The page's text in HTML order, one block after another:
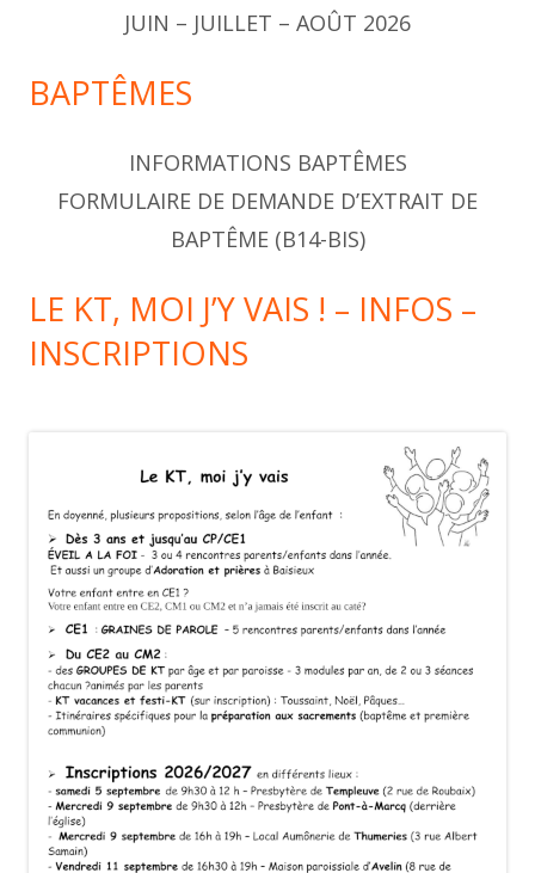
JUIN – JUILLET – AOÛT 2026
BAPTÊMES
INFORMATIONS BAPTÊMES
FORMULAIRE DE DEMANDE D’EXTRAIT DE
BAPTÊME (B14-BIS)
LE KT, MOI J’Y VAIS ! – INFOS –
INSCRIPTIONS